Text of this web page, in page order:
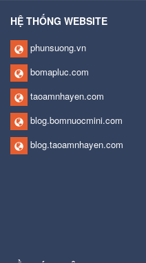
HỆ THỐNG WEBSITE
phunsuong.vn
bomapluc.com
taoamnhayen.com
blog.bomnuocmini.com
blog.taoamnhayen.com